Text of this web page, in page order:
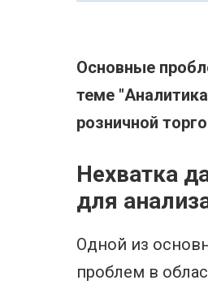
Основные
теме
розничной
Нехватка
для
Одной из
проблем в